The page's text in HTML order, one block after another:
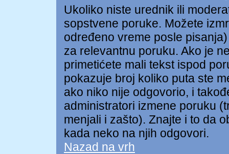
Ukoliko niste urednik ili
sopstvene poruke. Možete
određeno vreme posle
za relevantnu poruku. Ako je
primetićete mali tekst ispod
pokazuje broj koliko puta ste
ako niko nije odgovorio, i
administratori izmene poruku
menjali i zašto). Znajte i to da
kada neko na njih odgovori.
Nazad na vrh